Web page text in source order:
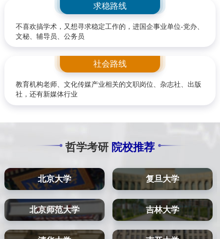
求稳路线
不喜欢搞学术，又想寻求稳定工作的，进国企事业单位-党办、
文秘、辅导员、公务员
社会路线
教育机构老师、文化传媒产业相关的文职岗位、杂志社、出版
社，还有新媒体行业
哲学考研 院校推荐
北京大学 复旦大学
北京师范大学 吉林大学